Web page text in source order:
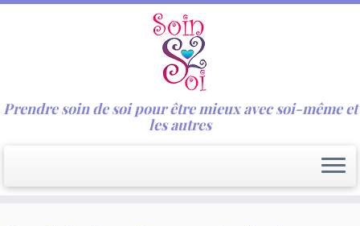
Prendre soin de soi pour être mieux avec soi-même et
les autres